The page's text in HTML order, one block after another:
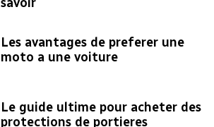
Les avantages de preferer une
moto a une voiture
Le guide ultime pour acheter des
protections de portieres